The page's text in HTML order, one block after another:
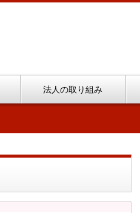
法人の取り組み